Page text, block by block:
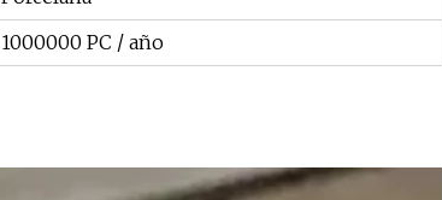
1000000 PC / año